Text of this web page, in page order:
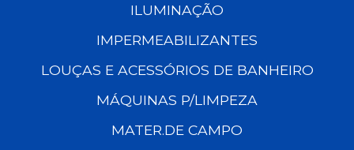
ILUMINAÇÃO
IMPERMEABILIZANTES
LOUÇAS E ACESSÓRIOS DE BANHEIRO
MÁQUINAS P/LIMPEZA
MATER.DE CAMPO